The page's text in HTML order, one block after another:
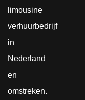
limousine
verhuurbedrijf
in
Nederland
en
omstreken.